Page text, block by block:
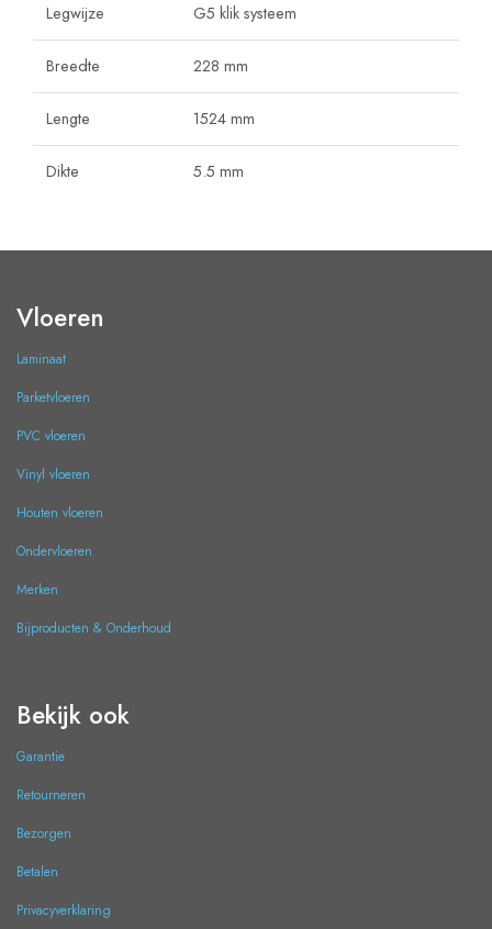
Legwijze G5 klik systeem
Breedte 228 mm
Lengte 1524 mm
Dikte 5.5 mm
Vloeren
Laminaat
Parketvloeren
PVC vloeren
Vinyl vloeren
Houten vloeren
Ondervloeren
Merken
Bijproducten & Onderhoud
Bekijk ook
Garantie
Retourneren
Bezorgen
Betalen
Privacyverklaring